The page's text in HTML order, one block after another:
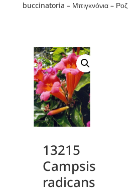
buccinatoria – Μπιγκνόνια – Ροζ
13215
Campsis
radicans